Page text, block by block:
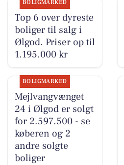
BOLIGMARKED
Top 6 over dyreste
boliger til salg i
Ølgod. Priser op til
1.195.000 kr
BOLIGMARKED
Mejlvangvænget
24 i Ølgod er solgt
for 2.597.500 - se
køberen og 2
andre solgte
boliger